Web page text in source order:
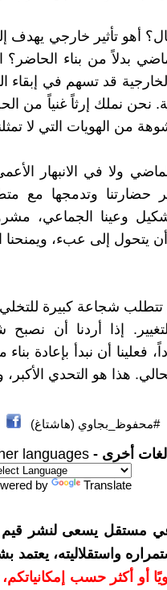
أهو تأثير خارجي يهدف
بدلاً من بناء الحاضر؟
قد تسهم في إبقاء
نملك إرثاً غنياً من
من الهويات التي لا
ولا في الانبهار
حضارتنا وتدمجها مع
وعينا الجماعي، مشروع
يتحول إلى عبء، ويمنحنا
تتطلب شجاعة كبيرة
إذا أردنا أن
فعلينا أن نبدأ بإعادة
هذا هو التحدي
#محفوظ_بجاوي (هاشتاغ)
أخرى - languages
by Translate
مستقل يسعى لنشر قيم
واستقلاليته،
دولارات سنويًا أو أكثر حسب